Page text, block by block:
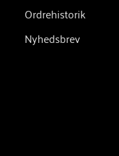
Ordrehistorik
Nyhedsbrev